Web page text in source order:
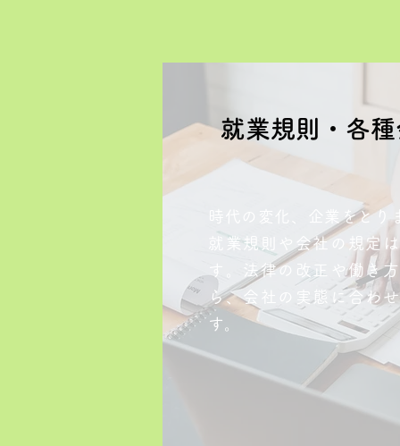
就業規則・各
時代の変化、企業をとり
就業規則や会社の規定
す。法律の改正や働き
ら、会社の実態に合わ
す。​​